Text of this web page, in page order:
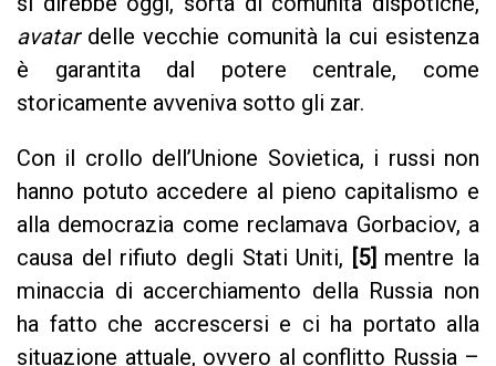
avatardelle vecchie comunità la cui esistenza
è garantita dal potere centrale, come
storicamente avveniva sotto gli zar.
Con il crollo dell’Unione Sovietica, i russi non
hanno potuto accedere al pieno capitalismo e
alla democrazia come reclamava Gorbaciov, a
causa del rifiuto degli Stati Uniti, [5] mentre la
minaccia di accerchiamento della Russia non
ha fatto che accrescersi e ci ha portato alla
situazione attuale, ovvero al conflitto Russia –